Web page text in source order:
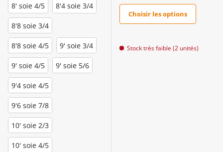
8' soie 4/5 8'4 soie 3/4
8'8 soie 3/4
8'8 soie 4/5 9' soie 3/4
9' soie 4/5 9' soie 5/6
9'4 soie 4/5
9'6 soie 7/8
10' soie 2/3
10' soie 4/5
Choisir les options
Stock très faible (2 unités)